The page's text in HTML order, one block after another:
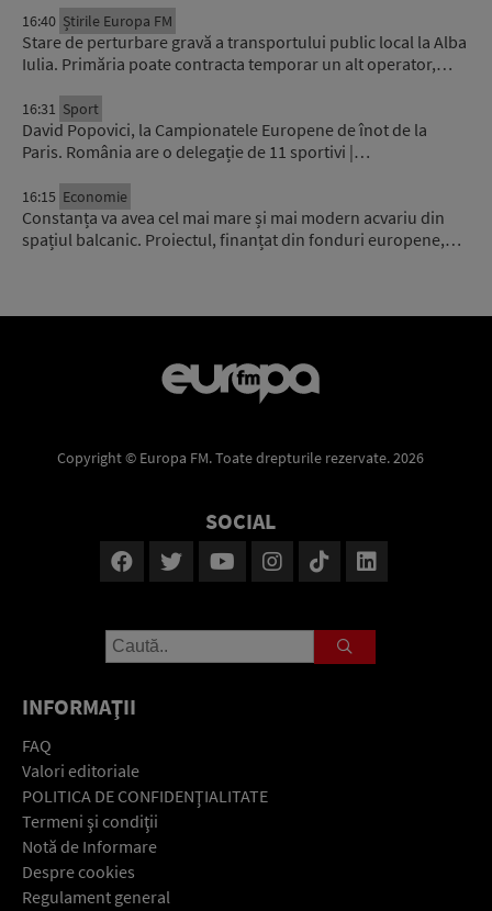
16:40 Știrile Europa FM
Stare de perturbare gravă a transportului public local la Alba
Iulia. Primăria poate contracta temporar un alt operator,…
16:31 Sport
David Popovici, la Campionatele Europene de înot de la
Paris. România are o delegație de 11 sportivi |…
16:15 Economie
Constanța va avea cel mai mare și mai modern acvariu din
spațiul balcanic. Proiectul, finanțat din fonduri europene,…
Copyright © Europa FM. Toate drepturile rezervate. 2026
SOCIAL
INFORMAŢII
FAQ
Valori editoriale
POLITICA DE CONFIDENŢIALITATE
Termeni şi condiţii
Notă de Informare
Despre cookies
Regulament general